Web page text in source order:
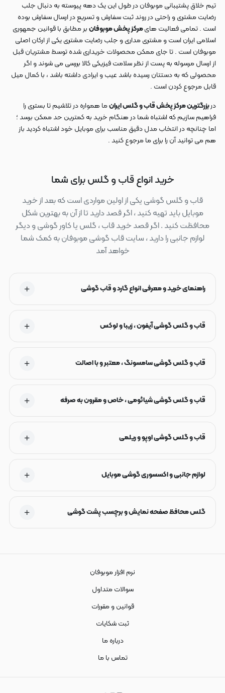
تیم خلاق پشتیبانی موبوفان در طول این یک دهه پیوسته به دنبال جلب
رضایت مشتری و راحتی در روند ثبت سفارش و تسریع در ارسال سفارش بوده
است . تمامی فعالیت هایمرکز پخش موبوفانبر مطابق با قوانین جمهوری
اسلامی ایران است و مشتری مداری و جلب رضایت مشتری یکی از ارکان اصلی
موبوفان است . تا جای ممکن محصولات خریداری شده توسط مشتریان قبل
از ارسال مرسوله به پست از نظر سلامت فیزیکی کالا بررسی می شوند و اگر
محصولی که به دستتان رسیده باشد عیب و ایرادی داشته باشد ، با کمال میل
قابل مرجوع کردن است .
دربزرگترین مرکز پخش قاب و گلس ایرانما همواره در تلاشیم تا بستری را
فراهیم سازیم که اشتباه شما در هنگام خرید به کمترین حد ممکن برسد ؛
اما چنانچه در انتخاب مدل دقیق مناسب برای موبایل خود اشتباه کردید باز
هم می توانید آن را برای ما مرجوع کنید .
خرید انواع قاب و گلس برای شما
قاب و گلس گوشی یکی از اولین مواردی است که بعد از خرید
موبایل باید تهیه کنید ، اگر قصد دارید تا از آن به بهترین شکل
محافظت کنید . اگر قصد خرید قاب ، گلس یا کاور گوشی و دیگر
لوازم جانبی را دارید ، سایت قاب گوشی موبوفان به کمک شما
خواهد آمد
راهنمای خرید و معرفی انواع گارد و قاب گوشی
قاب و گلس گوشی آیفون ، زیبا و لوکس
قاب و گلس گوشی سامسونگ ، معتبر و با اصالت
قاب و گلس گوشی شیائومی ، خاص و مقرون به صرفه
قاب و گلس گوشی اوپو و ریلمی
لوازم جانبی و اکسسوری گوشی موبایل
گلس محافظ صفحه نمایش و برچسب پشت گوشی
نرم افزار موبوفان
سوالات متداول
قوانین و مقررات
ثبت شکایات
درباره ما
تماس با ما